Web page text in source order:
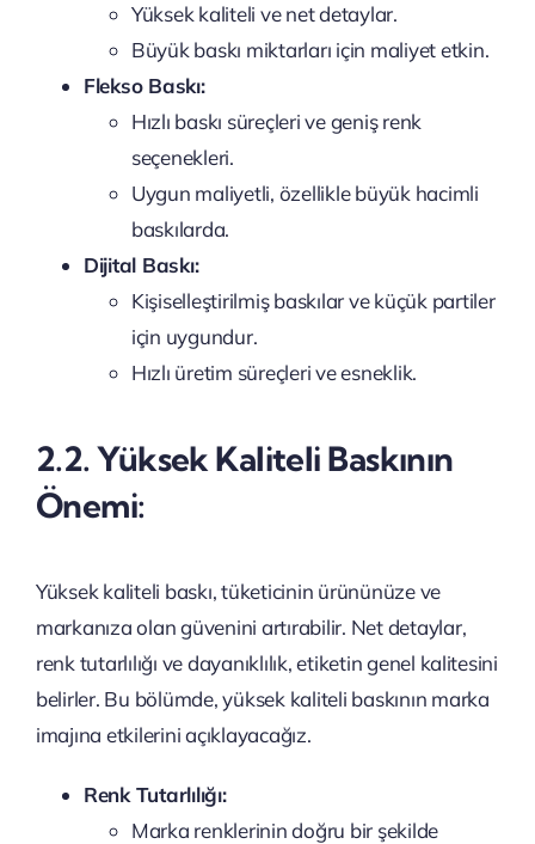
Yüksek kaliteli ve net detaylar.
Büyük baskı miktarları için maliyet etkin.
Flekso Baskı:
Hızlı baskı süreçleri ve geniş renk
seçenekleri.
Uygun maliyetli, özellikle büyük hacimli
baskılarda.
Dijital Baskı:
Kişiselleştirilmiş baskılar ve küçük partiler
için uygundur.
Hızlı üretim süreçleri ve esneklik.
2.2. Yüksek Kaliteli Baskının
Önemi:
Yüksek kaliteli baskı, tüketicinin ürününüze ve
markanıza olan güvenini artırabilir. Net detaylar,
renk tutarlılığı ve dayanıklılık, etiketin genel kalitesini
belirler. Bu bölümde, yüksek kaliteli baskının marka
imajına etkilerini açıklayacağız.
Renk Tutarlılığı:
Marka renklerinin doğru bir şekilde